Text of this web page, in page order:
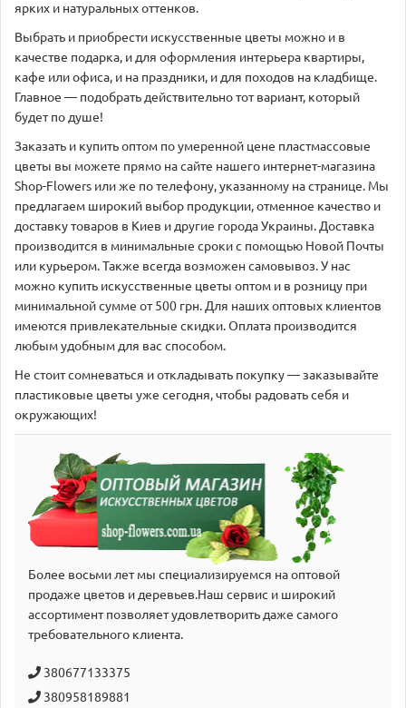
ярких и натуральных оттенков.
Выбрать и приобрести искусственные цветы можно и в
качестве подарка, и для оформления интерьера квартиры,
кафе или офиса, и на праздники, и для походов на кладбище.
Главное — подобрать действительно тот вариант, который
будет по душе!
Заказать и купить оптом по умеренной цене пластмассовые
цветы вы можете прямо на сайте нашего интернет-магазина
Shop-Flowers или же по телефону, указанному на странице. Мы
предлагаем широкий выбор продукции, отменное качество и
доставку товаров в Киев и другие города Украины. Доставка
производится в минимальные сроки с помощью Новой Почты
или курьером. Также всегда возможен самовывоз. У нас
можно купить искусственные цветы оптом и в розницу при
минимальной сумме от 500 грн. Для наших оптовых клиентов
имеются привлекательные скидки. Оплата производится
любым удобным для вас способом.
Не стоит сомневаться и откладывать покупку — заказывайте
пластиковые цветы уже сегодня, чтобы радовать себя и
окружающих!
Более восьми лет мы специализируемся на оптовой
продаже цветов и деревьев.Наш сервис и широкий
аcсортимент позволяет удовлетворить даже самого
требовательного клиента.
380677133375
380958189881